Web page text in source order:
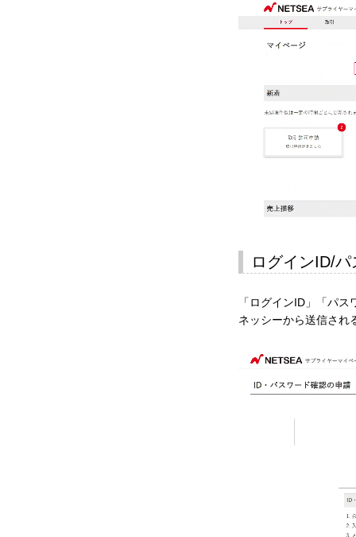
ログインID/
「ログインID」「パ
ネッシーから送信され